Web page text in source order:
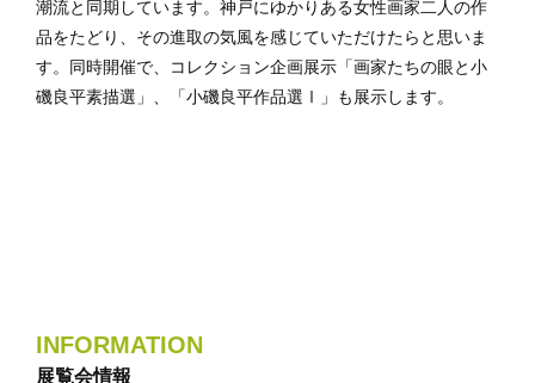
潮流と同期しています。神戸にゆかりある女性画家二人の作
品をたどり、その進取の気風を感じていただけたらと思いま
す。同時開催で、コレクション企画展示「画家たちの眼と小
磯良平素描選」、「小磯良平作品選Ⅰ」も展示します。
INFORMATION
展覧会情報